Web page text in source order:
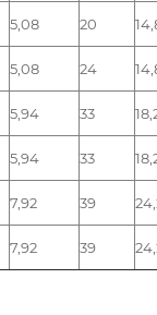
5,08 20
5,08 24
5,94 33
5,94 33
7,92 39
7,92 39